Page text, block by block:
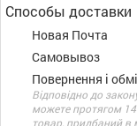
Способы доставки
Новая Почта
Самовывоз
Повернення і
Відповідно до
можете протягом
товар, придбаний в